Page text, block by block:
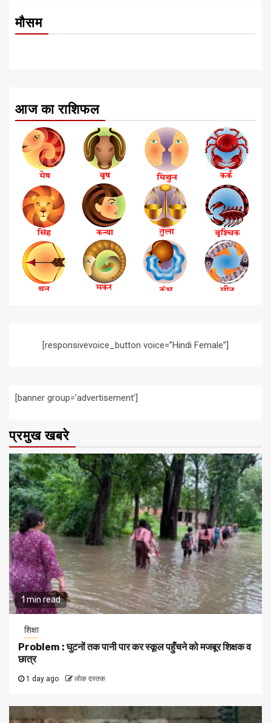
मौसम
आज का राशिफल
[responsivevoice_button voice=”Hindi Female”]
[banner group=’advertisement’]
प्रमुख खबरे
1 min read
शिक्षा
Problem : घुटनों तक पानी पार कर स्कूल पहुँचने को मजबूर शिक्षक व
छात्र
1 day ago लोक दस्तक